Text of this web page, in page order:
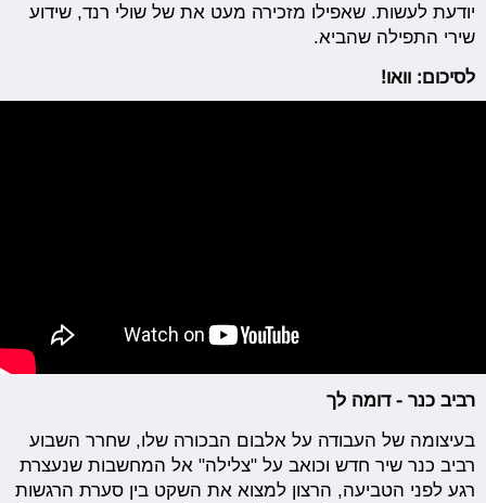
יודעת לעשות. שאפילו מזכירה מעט את של שולי רנד, שידוע
שירי התפילה שהביא.
לסיכום: וואו!
רביב כנר - דומה לך
בעיצומה של העבודה על אלבום הבכורה שלו, שחרר השבוע
רביב כנר שיר חדש וכואב על "צלילה" אל המחשבות שנעצרת
רגע לפני הטביעה, הרצון למצוא את השקט בין סערת הרגשות